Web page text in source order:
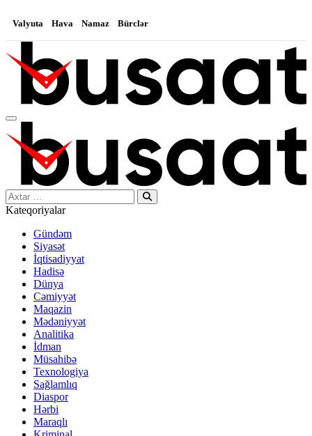
Valyuta Hava Namaz Bürclər
Search…
Kateqoriyalar
Gündəm
Siyasət
İqtisadiyyat
Hadisə
Dünya
Cəmiyyət
Maqazin
Mədəniyyət
Analitika
İdman
Müsahibə
Texnologiya
Sağlamlıq
Diaspor
Hərbi
Maraqlı